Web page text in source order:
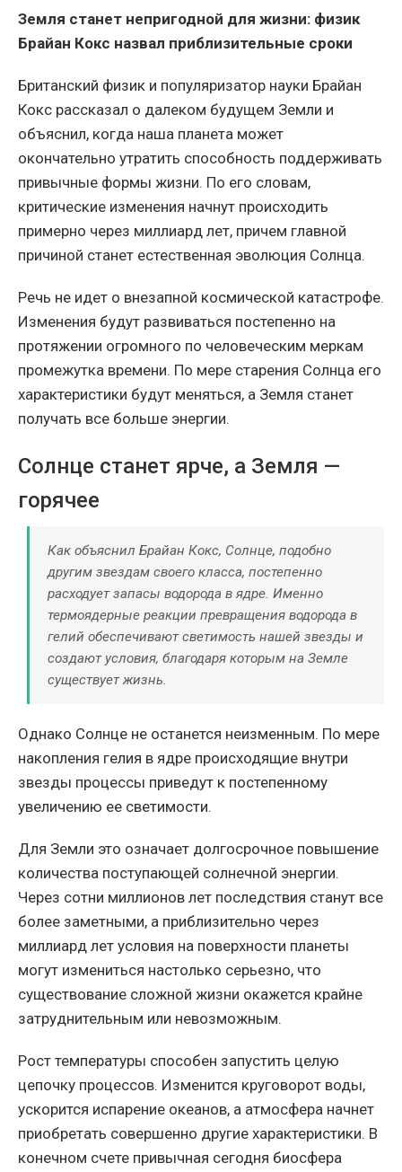
Земля станет непригодной для жизни: физик
Брайан Кокс назвал приблизительные сроки
Британский физик и популяризатор науки Брайан
Кокс рассказал о далеком будущем Земли и
объяснил, когда наша планета может
окончательно утратить способность поддерживать
привычные формы жизни. По его словам,
критические изменения начнут происходить
примерно через миллиард лет, причем главной
причиной станет естественная эволюция Солнца.
Речь не идет о внезапной космической катастрофе.
Изменения будут развиваться постепенно на
протяжении огромного по человеческим меркам
промежутка времени. По мере старения Солнца его
характеристики будут меняться, а Земля станет
получать все больше энергии.
Солнце станет ярче, а Земля —
горячее
Как объяснил Брайан Кокс, Солнце, подобно
другим звездам своего класса, постепенно
расходует запасы водорода в ядре. Именно
термоядерные реакции превращения водорода в
гелий обеспечивают светимость нашей звезды и
создают условия, благодаря которым на Земле
существует жизнь.
Однако Солнце не останется неизменным. По мере
накопления гелия в ядре происходящие внутри
звезды процессы приведут к постепенному
увеличению ее светимости.
Для Земли это означает долгосрочное повышение
количества поступающей солнечной энергии.
Через сотни миллионов лет последствия станут все
более заметными, а приблизительно через
миллиард лет условия на поверхности планеты
могут измениться настолько серьезно, что
существование сложной жизни окажется крайне
затруднительным или невозможным.
Рост температуры способен запустить целую
цепочку процессов. Изменится круговорот воды,
ускорится испарение океанов, а атмосфера начнет
приобретать совершенно другие характеристики. В
конечном счете привычная сегодня биосфера